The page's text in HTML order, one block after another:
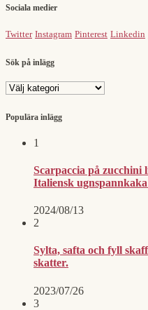
Sociala medier
Twitter Instagram Pinterest Linkedin
Sök på inlägg
Sök
inlägg
Populära inlägg
1
Scarpaccia på zucchini
Italiensk
2024/08/13
2
Sylta, safta och fyll
skatter.
2023/07/26
3